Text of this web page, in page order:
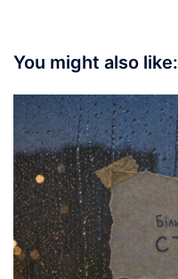
You might also like: